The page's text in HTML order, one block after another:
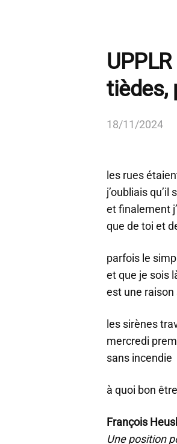
tièdes,
18/11/2024
les rues
j’oubliais qu’il
et finalement
que de toi et
parfois le
et que je sois
est une raison
les sirènes
mercredi
sans incendie
à quoi bon
François
Une position